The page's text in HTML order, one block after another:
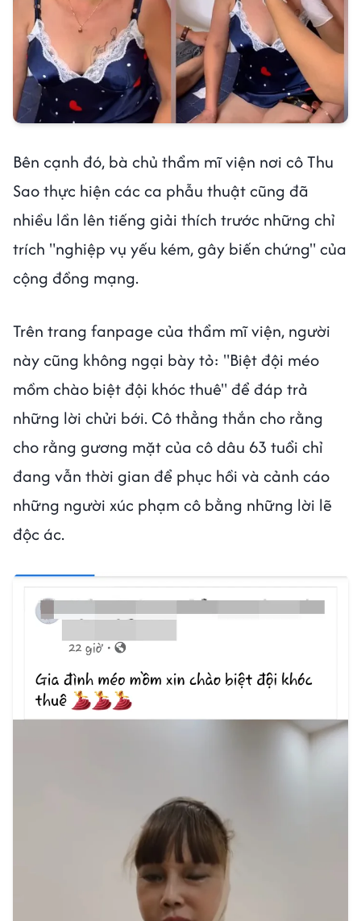
Bên cạnh đó, bà chủ thẩm mĩ viện nơi cô Thu
Sao thực hiện các ca phẫu thuật cũng đã
nhiều lần lên tiếng giải thích trước những chỉ
trích "nghiệp vụ yếu kém, gây biến chứng" của
cộng đồng mạng.
Trên trang fanpage của thẩm mĩ viện, người
này cũng không ngại bày tỏ: "Biệt đội méo
mồm chào biệt đội khóc thuê" để đáp trả
những lời chửi bới. Cô thẳng thắn cho rằng
cho rằng gương mặt của cô dâu 63 tuổi chỉ
đang vẫn thời gian để phục hồi và cảnh cáo
những người xúc phạm cô bằng những lời lẽ
độc ác.